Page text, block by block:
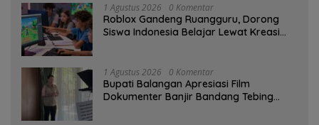
1 Agustus 2026 0 Komentar
Roblox Gandeng Ruangguru, Dorong
Siswa Indonesia Belajar Lewat Kreasi
1 Agustus 2026 0 Komentar
Bupati Balangan Apresiasi Film
Dokumenter Banjir Bandang Tebing